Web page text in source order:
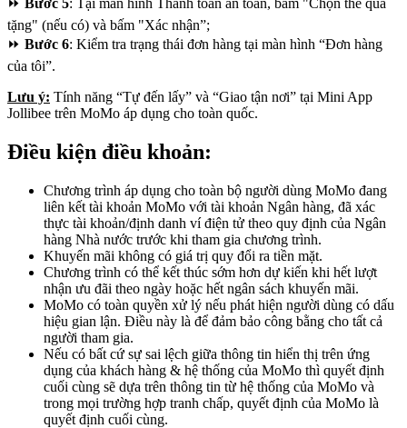
tặng" (nếu có) và bấm "Xác nhận”;
⏩ Bước 6: Kiểm tra trạng thái đơn hàng tại màn hình “Đơn hàng
của tôi”.
Lưu ý: Tính năng “Tự đến lấy” và “Giao tận nơi” tại Mini App
Jollibee trên MoMo áp dụng cho toàn quốc.
Điều kiện điều khoản:
Chương trình áp dụng cho toàn bộ người dùng MoMo đang
liên kết tài khoản MoMo với tài khoản Ngân hàng, đã xác
thực tài khoản/định danh ví điện tử theo quy định của Ngân
hàng Nhà nước trước khi tham gia chương trình.
Khuyến mãi không có giá trị quy đổi ra tiền mặt.
Chương trình có thể kết thúc sớm hơn dự kiến khi hết lượt
nhận ưu đãi theo ngày hoặc hết ngân sách khuyến mãi.
MoMo có toàn quyền xử lý nếu phát hiện người dùng có dấu
hiệu gian lận. Điều này là để đảm bảo công bằng cho tất cả
người tham gia.
Nếu có bất cứ sự sai lệch giữa thông tin hiển thị trên ứng
dụng của khách hàng & hệ thống của MoMo thì quyết định
cuối cùng sẽ dựa trên thông tin từ hệ thống của MoMo và
trong mọi trường hợp tranh chấp, quyết định của MoMo là
quyết định cuối cùng.